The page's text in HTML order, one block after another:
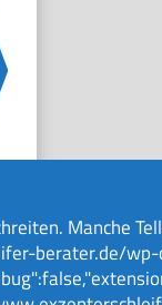
Manche
berater.de/